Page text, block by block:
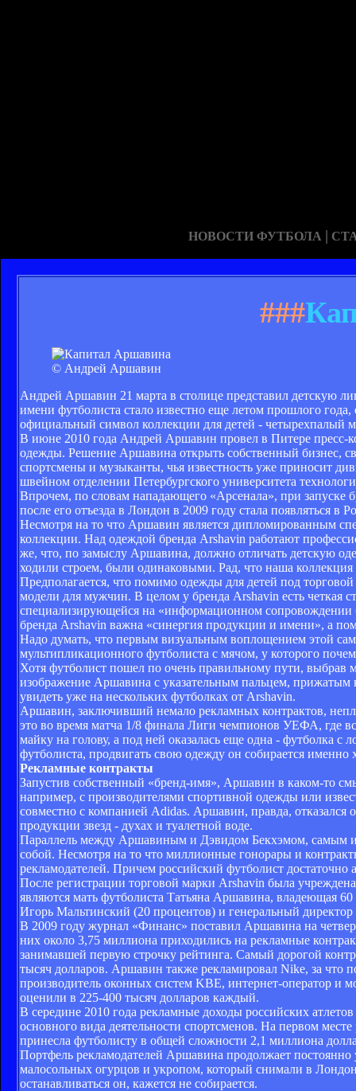
НОВОСТИ ФУТБОЛА |
###
© Андрей Аршавин
Андрей Аршавин 21 марта в столице представил детскую
имени футболиста стало известно еще летом прошлого
официальный символ коллекции для детей - четырехпалый
В июне 2010 года Андрей Аршавин провел в Питере пресс-
одежды. Решение Аршавина открыть собственный бизнес,
спортсмены и музыканты, чья известность уже приносит
швейном отделении Петербургского университета
Впрочем, по словам нападающего «Арсенала», при запуске
после его отъезда в Лондон в 2009 году стала появляться в
Несмотря на то что Аршавин является дипломированным
коллекции. Над одеждой бренда Arshavin работают
же, что, по замыслу Аршавина, должно отличать детскую
ходили строем, были одинаковыми. Рад, что наша коллекция
Предполагается, что помимо одежды для детей под
модели для мужчин. В целом у бренда Arshavin есть четкая
специализирующейся на «информационном сопровождении
бренда Arshavin важна «синергия продукции и имени», а
Надо думать, что первым визуальным воплощением этой
мультипликационного футболиста с мячом, у которого
Хотя футболист пошел по очень правильному пути, выбрав
изображение Аршавина с указательным пальцем,
увидеть уже на нескольких футболках от Arshavin.
Аршавин, заключивший немало рекламных контрактов,
это во время матча 1/8 финала Лиги чемпионов УЕФА, где
майку на голову, а под ней оказалась еще одна - футболка
футболиста, продвигать свою одежду он собирается именно
Рекламные контракты
Запустив собственный «бренд-имя», Аршавин в каком-то
например, с производителями спортивной одежды или
совместно с компанией Adidas. Аршавин, правда,
продукции звезд - духах и туалетной воде.
Параллель между Аршавиным и Дэвидом Бекхэмом, самым
собой. Несмотря на то что миллионные гонорары и
рекламодателей. Причем российский футболист
После регистрации торговой марки Arshavin была
являются мать футболиста Татьяна Аршавина, владеющая
Игорь Мальтинский (20 процентов) и генеральный
В 2009 году журнал «Финанс» поставил Аршавина на
них около 3,75 миллиона приходились на рекламные
занимавшей первую строчку рейтинга. Самый дорогой
тысяч долларов. Аршавин также рекламировал Nike, за что
производитель оконных систем KBE, интернет-оператор и
оценили в 225-400 тысяч долларов каждый.
В середине 2010 года рекламные доходы российских
основного вида деятельности спортсменов. На первом
принесла футболисту в общей сложности 2,1 миллиона
Портфель рекламодателей Аршавина продолжает
малосольных огурцов и укропом, который снимали в
останавливаться он, кажется не собирается.